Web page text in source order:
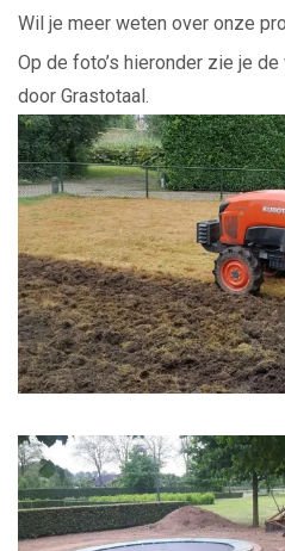
Wil je meer weten over onze
Op de foto’s hieronder zie je
door Grastotaal.